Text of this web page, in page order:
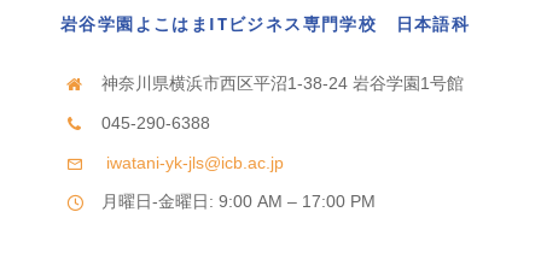
岩谷学園よこはまITビジネス専門学校 日本語科
神奈川県横浜市西区平沼1-38-24 岩谷学園1号館
045-290-6388
iwatani-yk-jls@icb.ac.jp
月曜日-金曜日: 9:00 AM – 17:00 PM